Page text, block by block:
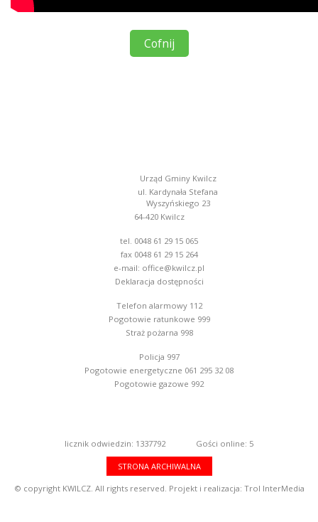
Cofnij
Urząd Gminy Kwilcz
ul. Kardynała Stefana
Wyszyńskiego 23
64-420 Kwilcz
tel. 0048 61 29 15 065
fax 0048 61 29 15 264
e-mail: office@kwilcz.pl
Deklaracja dostępności
Telefon alarmowy 112
Pogotowie ratunkowe 999
Straż pożarna 998
Policja 997
Pogotowie energetyczne 061 295 32 08
Pogotowie gazowe 992
licznik odwiedzin: 1337792 Gości online: 5
STRONA ARCHIWALNA
© copyright KWILCZ. All rights reserved. Projekt i realizacja: Trol InterMedia